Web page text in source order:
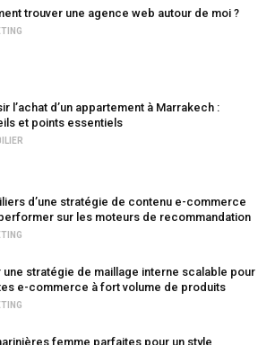
trouver une agence web autour de moi ?
l’achat d’un appartement à Marrakech :
et points essentiels
d’une stratégie de contenu e-commerce
sur les moteurs de recommandation
une stratégie de maillage interne scalable pour
e-commerce à fort volume de produits
femme parfaites pour un style